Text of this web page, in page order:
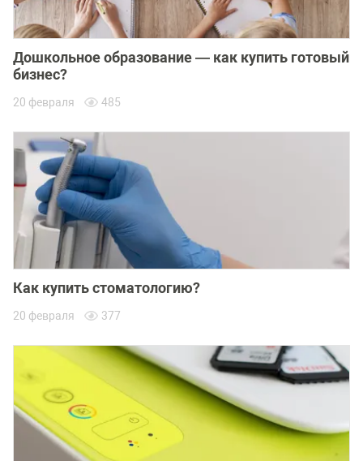
Дошкольное образование — как купить готовый
бизнес?
20 февраля 485
Как купить стоматологию?
20 февраля 377